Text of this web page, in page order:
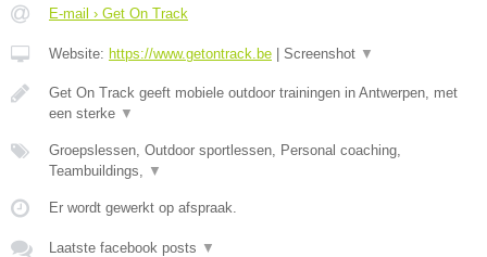
E-mail › Get On Track
Website: https://www.getontrack.be | Screenshot ▼
Get On Track geeft mobiele outdoor trainingen in Antwerpen, met
een sterke ▼
Groepslessen, Outdoor sportlessen, Personal coaching,
Teambuildings,
▼
Er wordt gewerkt op afspraak.
Laatste facebook posts ▼